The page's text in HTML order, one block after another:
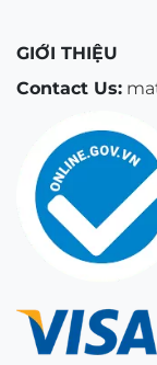
Nhuộm
của kính sẽ
và trở nên
cực kỳ
chói mắt
đồng hồ
3.3.
màu
Hãng cung
GIỚI THIỆU
Contact Us: